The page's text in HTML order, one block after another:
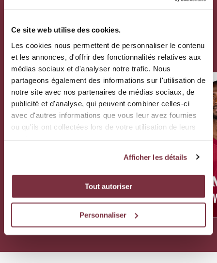
Ce site web utilise des cookies.
Les cookies nous permettent de personnaliser le contenu
et les annonces, d'offrir des fonctionnalités relatives aux
médias sociaux et d'analyser notre trafic. Nous
partageons également des informations sur l'utilisation de
notre site avec nos partenaires de médias sociaux, de
publicité et d'analyse, qui peuvent combiner celles-ci
avec d'autres informations que vous leur avez fournies
ou qu'ils ont collectées lors de votre utilisation de leurs
Afficher les détails
Tout autoriser
Personnaliser
RETOUR AUX JOUEURS
11
LAMINE FOMBA
30
ABLIE